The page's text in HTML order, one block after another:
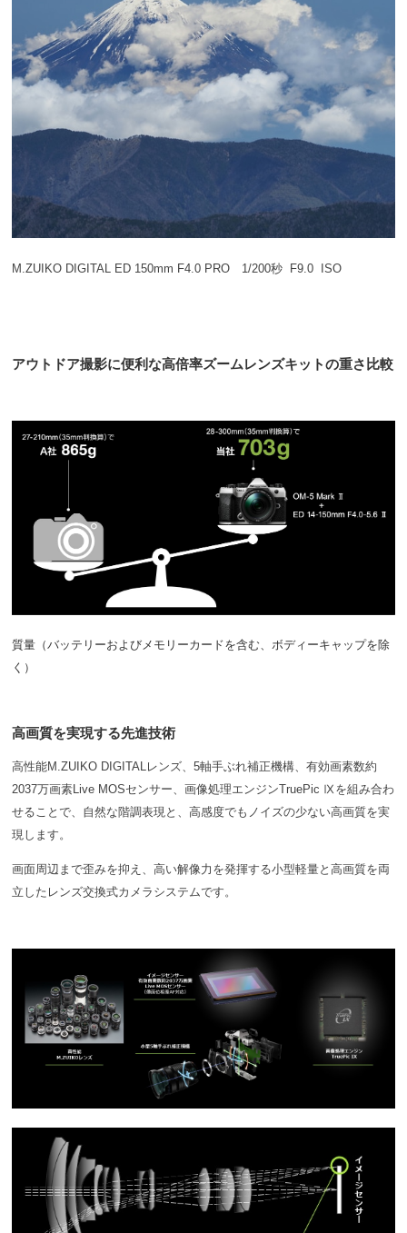
M.ZUIKO DIGITAL ED 150mm F4.0 PRO 1/200秒 F9.0 ISO
アウトドア撮影に便利な高倍率ズームレンズキットの重さ比較
質量（バッテリーおよびメモリーカードを含む、ボディーキャップを除
く）
高画質を実現する先進技術
高性能M.ZUIKO DIGITALレンズ、5軸手ぶれ補正機構、有効画素数約
2037万画素Live MOSセンサー、画像処理エンジンTruePic Ⅸを組み合わ
せることで、自然な階調表現と、高感度でもノイズの少ない高画質を実
現します。
画面周辺まで歪みを抑え、高い解像力を発揮する小型軽量と高画質を両
立したレンズ交換式カメラシステムです。